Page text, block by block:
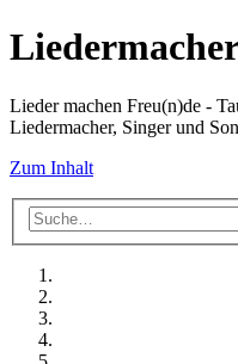
Lieder machen Freu(n)de -
Liedermacher, Singer und
Zum Inhalt